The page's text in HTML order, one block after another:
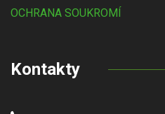
OCHRANA SOUKROMÍ
Kontakty